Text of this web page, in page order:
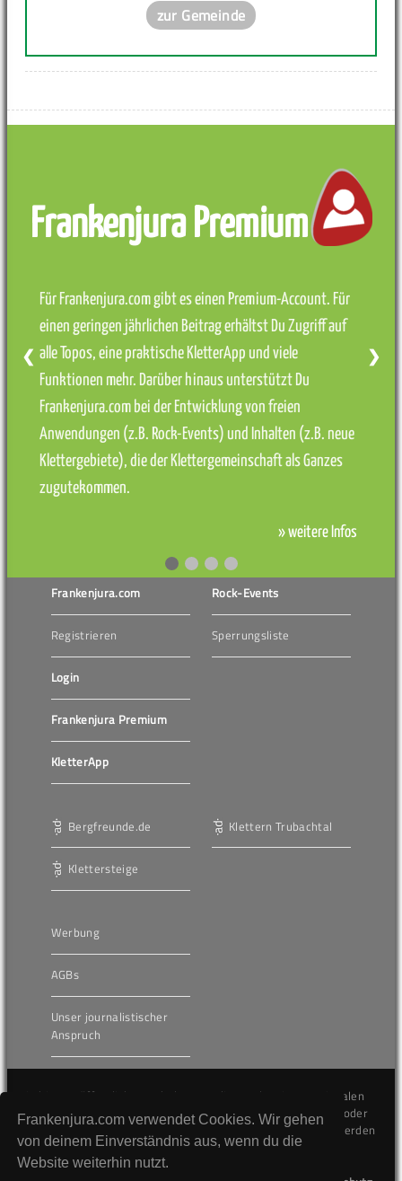
Frankenjura.com verwendet Cookies. Wir gehen
von deinem Einverständnis aus, wenn du die
Website weiterhin nutzt.
zur Gemeinde
Frankenjura Premium
Für Frankenjura.com gibt es einen Premium-Account. Für
einen geringen jährlichen Beitrag erhältst Du Zugriff auf
alle Topos, eine praktische KletterApp und viele
Funktionen mehr. Darüber hinaus unterstützt Du
Frankenjura.com bei der Entwicklung von freien
Anwendungen (z.B. Rock-Events) und Inhalten (z.B. neue
Klettergebiete), die der Klettergemeinschaft als Ganzes
zugutekommen.
» weitere Infos
❮ ❯
Frankenjura.com
Registrieren
Login
Frankenjura Premium
KletterApp
Rock-Events
Sperrungsliste
Bergfreunde.de
Klettersteige
Klettern Trubachtal
Werbung
AGBs
Unser journalistischer
Anspruch
Die hier veröffentlichten Inhalte unterliegen dem internationalen
Urheberrecht (Copyright) und dürfen nicht kopiert, verändert oder
unverändert wiederveröffentlicht werden. Gegen Verstöße werden
wir auf juristischem Wege vorgehen.